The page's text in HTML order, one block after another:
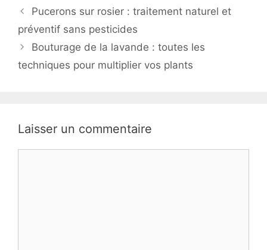
Pucerons sur rosier : traitement naturel et
préventif sans pesticides
Bouturage de la lavande : toutes les
techniques pour multiplier vos plants
Laisser un commentaire